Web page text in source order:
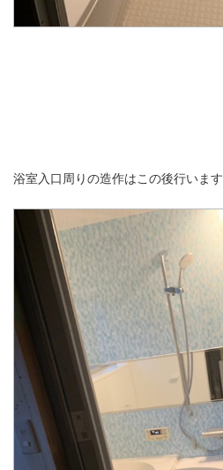
浴室入口周りの造作はこの後行います